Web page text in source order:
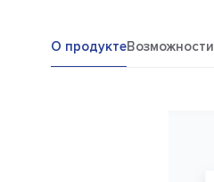
О продуктеВозможности